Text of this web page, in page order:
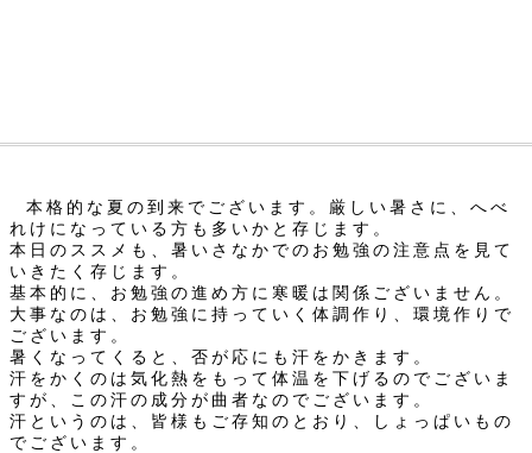
本格的な夏の到来でございます。厳しい暑さに、へべ
れけになっている方も多いかと存じます。
本日のススメも、暑いさなかでのお勉強の注意点を見て
いきたく存じます。
基本的に、お勉強の進め方に寒暖は関係ございません。
大事なのは、お勉強に持っていく体調作り、環境作りで
ございます。
暑くなってくると、否が応にも汗をかきます。
汗をかくのは気化熱をもって体温を下げるのでございま
すが、この汗の成分が曲者なのでございます。
汗というのは、皆様もご存知のとおり、しょっぱいもの
でございます。